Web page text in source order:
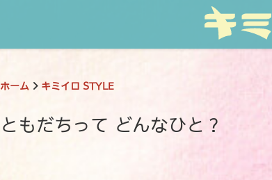
ホーム キミイロ STYLE
ともだちって どんなひと？